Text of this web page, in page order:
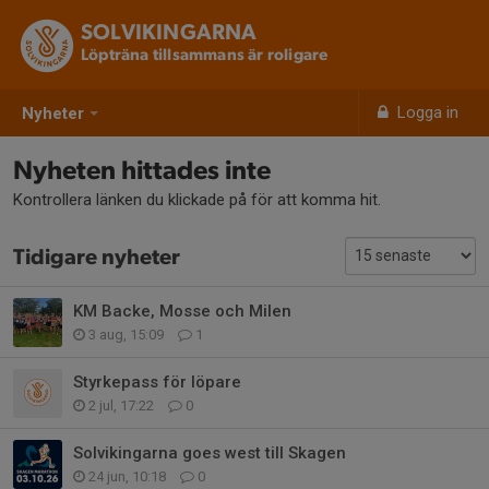
Nyheter Logga in
SOLVIKINGARNA
Löpträna tillsammans är roligare
Nyheten hittades inte
Kontrollera länken du klickade på för att komma hit.
Tidigare nyheter
KM Backe, Mosse och Milen
3 aug, 15:09 1
Styrkepass för löpare
2 jul, 17:22 0
Solvikingarna goes west till Skagen
24 jun, 10:18 0